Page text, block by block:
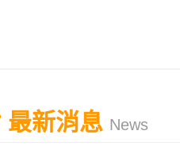
最新消息 News